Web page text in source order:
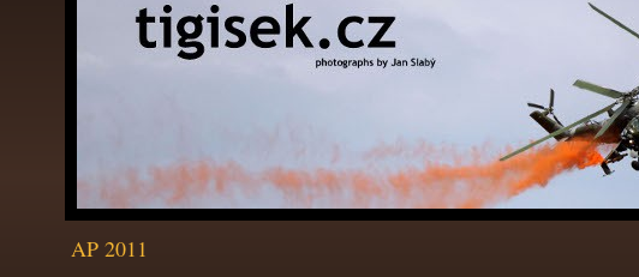
AP 2011